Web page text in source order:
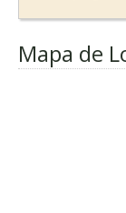
Mapa de